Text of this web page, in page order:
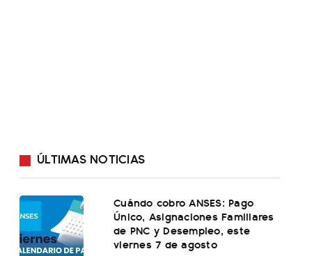
ÚLTIMAS NOTICIAS
Cuándo cobro ANSES: Pago
Único, Asignaciones Familiares
de PNC y Desempleo, este
viernes 7 de agosto